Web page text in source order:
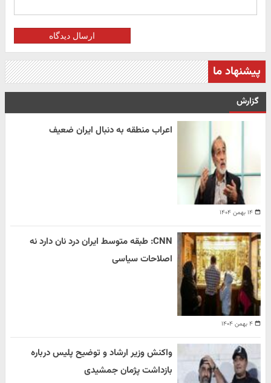
ارسال دیدگاه
پیشنهاد ما
گزارش
۱۴ بهمن ۱۴۰۴
اعراب منطقه به دنبال ایران ضعیف
۴ بهمن ۱۴۰۴
CNN: طبقه متوسط ایران درد نان دارد نه
اصلاحات سیاسی
واکنش وزیر ارشاد و توضیح پلیس درباره
بازداشت پژمان جمشیدی